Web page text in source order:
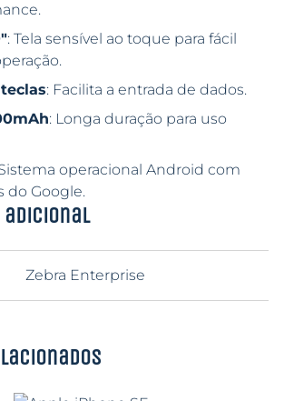
: Tela sensível ao toque para fácil
: Facilita a entrada de dados.
: Longa duração para uso
operacional Android com
do Google.
Zebra Enterprise